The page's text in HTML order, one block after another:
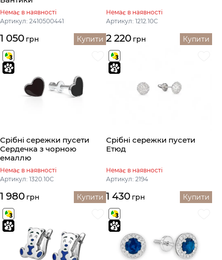
Немає в наявності
Артикул: 2410500441
1 050 грн Купити
Немає в наявності
Артикул: 1212.10С
2 220 грн Купити
Срібні сережки пусети
Сердечка з чорною
емаллю
Немає в наявності
Артикул: 1320.10С
1 980 грн Купити
Срібні сережки пусети
Етюд
Немає в наявності
Артикул: 2194
1 430 грн Купити